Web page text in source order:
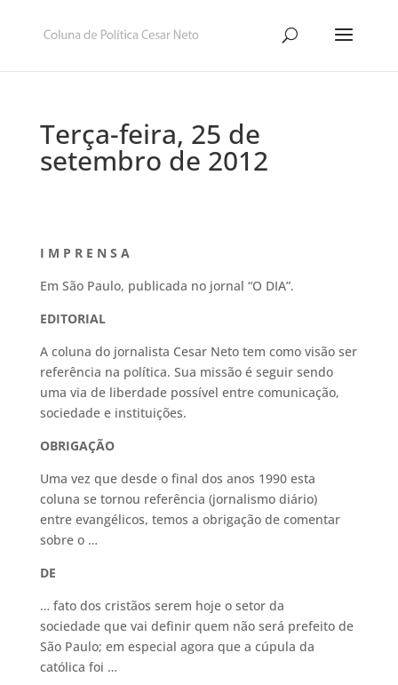
Terça-feira, 25 de
setembro de 2012
I M P R E N S A
Em São Paulo, publicada no jornal “O DIA”.
EDITORIAL
A coluna do jornalista Cesar Neto tem como visão ser
referência na política. Sua missão é seguir sendo
uma via de liberdade possível entre comunicação,
sociedade e instituições.
OBRIGAÇÃO
Uma vez que desde o final dos anos 1990 esta
coluna se tornou referência (jornalismo diário)
entre evangélicos, temos a obrigação de comentar
sobre o …
DE
… fato dos cristãos serem hoje o setor da
sociedade que vai definir quem não será prefeito de
São Paulo; em especial agora que a cúpula da
católica foi …